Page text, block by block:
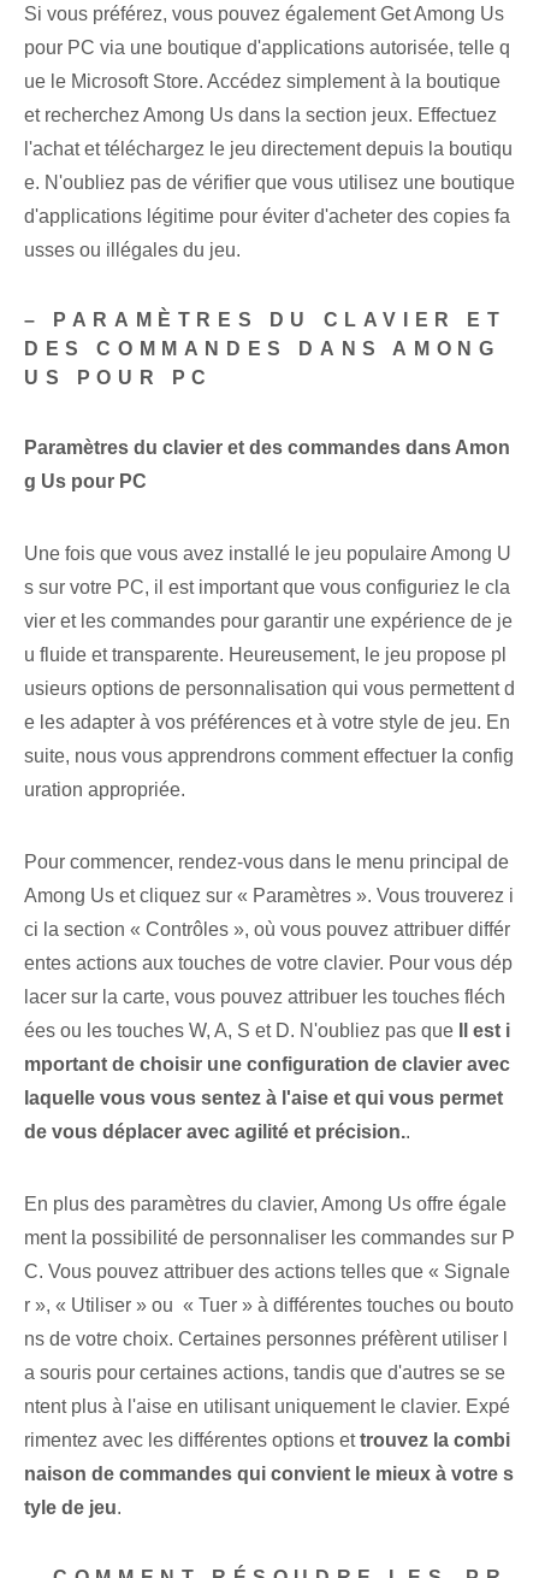
Si vous préférez, vous pouvez également Get Among Us
pour PC via une boutique d'applications autorisée, telle q
ue le Microsoft ‌Store. Accédez simplement à la boutique
et recherchez Among Us dans la section jeux. Effectuez
l'achat⁢ et téléchargez le jeu directement depuis la boutiqu
e. N'oubliez pas de vérifier que vous utilisez une boutique
d'applications légitime pour éviter d'acheter des copies fa
usses ou illégales du jeu.
– PARAMÈTRES DU CLAVIER ET
DES COMMANDES DANS AMONG
US POUR PC
Paramètres du clavier et des commandes dans Amon
g Us pour PC
Une fois que vous avez installé le jeu populaire Among U
s sur votre PC, il est important que vous configuriez le cla
vier et les commandes pour garantir une expérience de je
u fluide et transparente. Heureusement, le jeu propose pl
usieurs options de personnalisation qui vous permettent d
e les adapter à vos préférences et à votre style de jeu. En
suite, nous vous apprendrons⁤ comment effectuer la config
uration appropriée.
Pour commencer, rendez-vous dans le menu principal de
Among Us et cliquez sur « Paramètres ». Vous trouverez i
ci la section « Contrôles », où vous pouvez attribuer différ
entes actions aux touches de votre clavier. ⁤Pour vous dép
lacer sur la‌ carte, vous pouvez attribuer les touches fléch
ées ⁢ou les touches W, ⁢A, S et D. N'oubliez pas que
Il est i
mportant de choisir une configuration de clavier avec
laquelle vous vous sentez à l'aise et qui vous permet
de vous déplacer avec agilité et précision..
En plus des paramètres du clavier, Among Us offre égale
ment la possibilité de personnaliser les commandes sur P
C. Vous pouvez attribuer des ⁢actions telles que « Signale
r »,⁢ « Utiliser » ou ⁢ « Tuer » à différentes⁢ touches ⁣ou ⁤bouto
ns de votre ⁢choix. Certaines personnes préfèrent utiliser l
a souris pour certaines actions, tandis que d'autres se se
ntent plus à l'aise en utilisant uniquement le clavier. Expé
rimentez avec les différentes options ettrouvez la combi
naison de commandes qui convient le mieux à votre s
tyle de jeu.